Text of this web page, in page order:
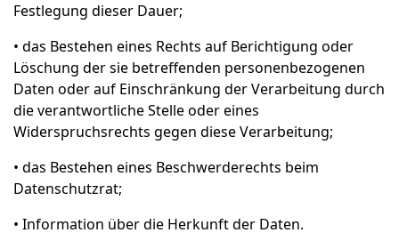
Festlegung dieser Dauer;
• das Bestehen eines Rechts auf Berichtigung oder
Löschung der sie betreffenden personenbezogenen
Daten oder auf Einschränkung der Verarbeitung durch
die verantwortliche Stelle oder eines
Widerspruchsrechts gegen diese Verarbeitung;
• das Bestehen eines Beschwerderechts beim
Datenschutzrat;
• Information über die Herkunft der Daten.